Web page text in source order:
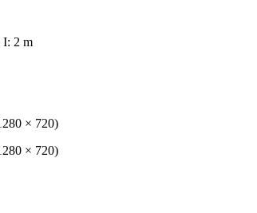
I: 2 m
× 720)
× 720)